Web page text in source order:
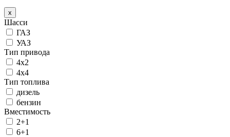
x
Шасси
ГАЗ
УАЗ
Тип привода
4х2
4х4
Тип топлива
дизель
бензин
Вместимость
2+1
6+1